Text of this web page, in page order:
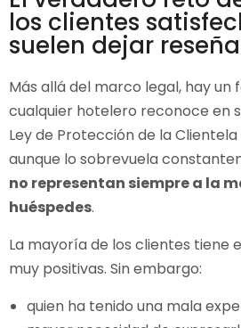
los clientes
suelen dejar reseña
Más allá del marco legal, hay un
cualquier hotelero reconoce en
Ley de Protección de la
aunque lo sobrevuela
no representan siempre a la
huéspedes.
La mayoría de los clientes tiene
muy positivas. Sin embargo:
quien ha tenido una mala